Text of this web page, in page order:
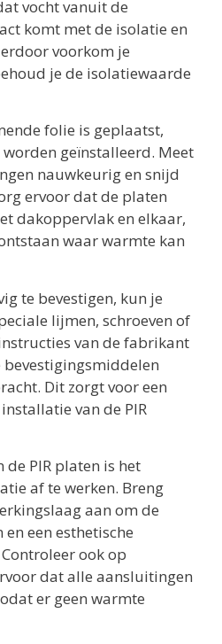
vocht vanuit de
komt met de isolatie en
voorkom je
je de isolatiewaarde
folie is geplaatst,
worden geïnstalleerd. Meet
nauwkeurig en snijd
ervoor dat de platen
dakoppervlak en elkaar,
waar warmte kan
te bevestigen, kun je
lijmen, schroeven of
van de fabrikant
Dit zorgt voor een
van de PIR
PIR platen is het
af te werken. Breng
aan om de
een esthetische
ook op
dat alle aansluitingen
er geen warmte